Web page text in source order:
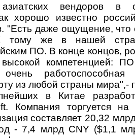
вендоров в
хорошо известно
"Есть даже ощущение, что
тому же в нашей
ПО. В конце концов,
компетенцией:
работоспособная
из любой страны мира",-
в Китае
Компания торгуется
составляет 20,32
- 7,4 млрд CNY ($1,1